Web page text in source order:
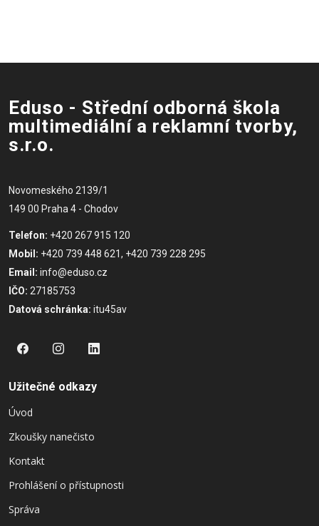
Eduso - Střední odborná škola
multimediální a reklamní tvorby,
s.r.o.
Novomeského 2139/1
149 00 Praha 4 - Chodov
Telefon: +420 267 915 120
Mobil: +420 739 448 621, +420 739 228 295
Email: info@eduso.cz
IČO: 27185753
Datová schránka: itu45av
Užitečné odkazy
Úvod
Zkoušky nanečisto
Kontakt
Prohlášení o přístupnosti
Správa